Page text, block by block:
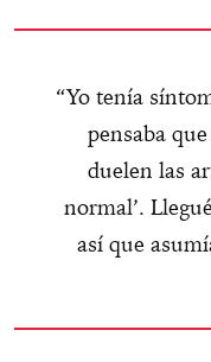
“Yo tenía
pensaba
duelen las
normal’.
así que